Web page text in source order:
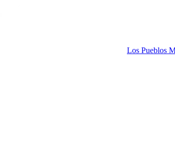
Los Pueblos